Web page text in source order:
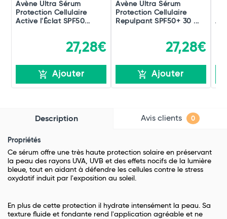
Avène Ultra Sérum
Protection Cellulaire
Active l'Éclat SPF50...
27,28€
Ajouter
Avène Ultra Sérum
Protection Cellulaire
Repulpant SPF50+ 30 ...
27,28€
Ajouter
Description Avis clients 0
Propriétés
Ce sérum offre une très haute protection solaire en préservant
la peau des rayons UVA, UVB et des effets nocifs de la lumière
bleue, tout en aidant à défendre les cellules contre le stress
oxydatif induit par l'exposition au soleil.
En plus de cette protection il hydrate intensément la peau. Sa
texture fluide et fondante rend l'application agréable et ne